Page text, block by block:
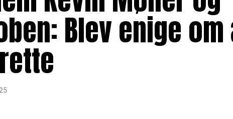
Blev enige